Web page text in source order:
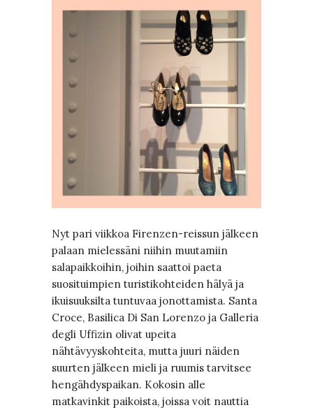
Nyt pari viikkoa Firenzen-reissun jälkeen
palaan mielessäni niihin muutamiin
salapaikkoihin, joihin saattoi paeta
suosituimpien turistikohteiden hälyä ja
ikuisuuksilta tuntuvaa jonottamista. Santa
Croce, Basilica Di San Lorenzo ja Galleria
degli Uffizin olivat upeita
nähtävyyskohteita, mutta juuri näiden
suurten jälkeen mieli ja ruumis tarvitsee
hengähdyspaikan. Kokosin alle
matkavinkit paikoista, joissa voit nauttia